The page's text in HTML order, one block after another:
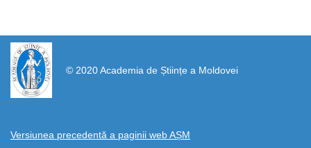
© 2020 Academia de Științe a Moldovei
Versiunea precedentă a paginii web AȘM
https://propletenie.ru/